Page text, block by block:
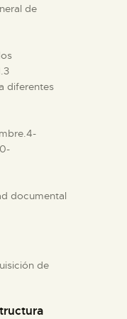
de
diferentes
documental
de